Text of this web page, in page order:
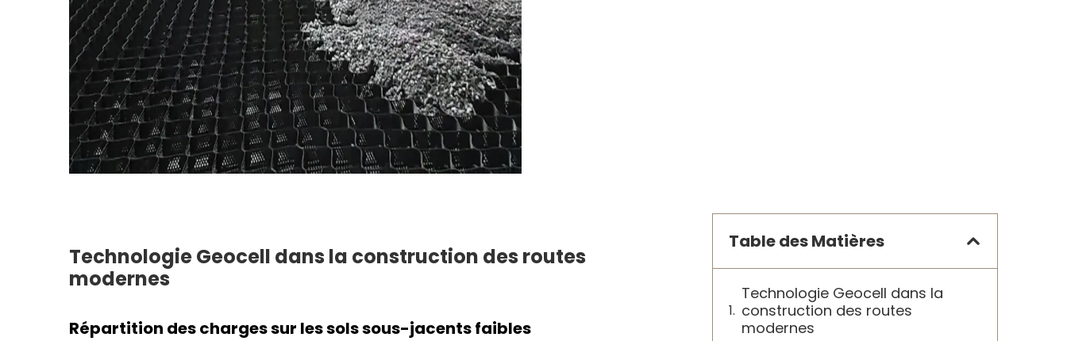
Technologie Geocell dans la construction des routes
modernes
Répartition des charges sur les sols sous-jacents faibles
Table des Matières
Technologie Geocell dans la
construction des routes
modernes